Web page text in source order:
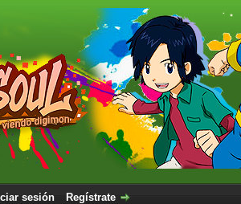
sesión Regístrate